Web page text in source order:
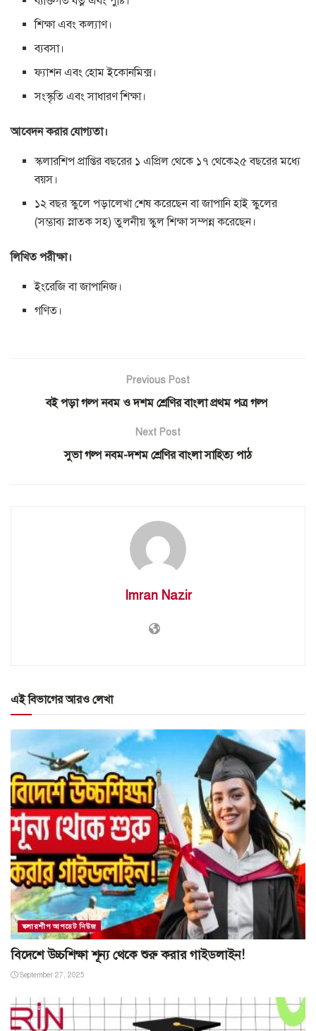
শিক্ষা এবং কল্যাণ।
ব্যবসা।
ফ্যাশন এবং হোম ইকোনমিক্স।
সংস্কৃতি এবং সাধারণ শিক্ষা।
আবেদন করার যোগ্যতা।
স্কলারশিপ প্রাপ্তির বছরের ১ এপ্রিল থেকে ১৭ থেকে২৫ বছরের মধ্যে
বয়স।
১২ বছর স্কুলে পড়ালেখা শেষ করেছেন বা জাপানি হাই স্কুলের
(সম্ভাব্য স্নাতক সহ) তুলনীয় স্কুল শিক্ষা সম্পন্ন করেছেন।
লিখিত পরীক্ষা।
ইংরেজি বা জাপানিজ।
গণিত।
Previous Post
বই পড়া গল্প নবম ও দশম শ্রেণির বাংলা প্রথম পত্র গল্প
Next Post
সুভা গল্প নবম-দশম শ্রেণির বাংলা সাহিত্য পাঠ
Imran Nazir
এই বিভাগের আরও লেখা
স্কলারশীপ আপডেট নিউজ
বিদেশে উচ্চশিক্ষা শূন্য থেকে শুরু করার গাইডলাইন!
September 27, 2025